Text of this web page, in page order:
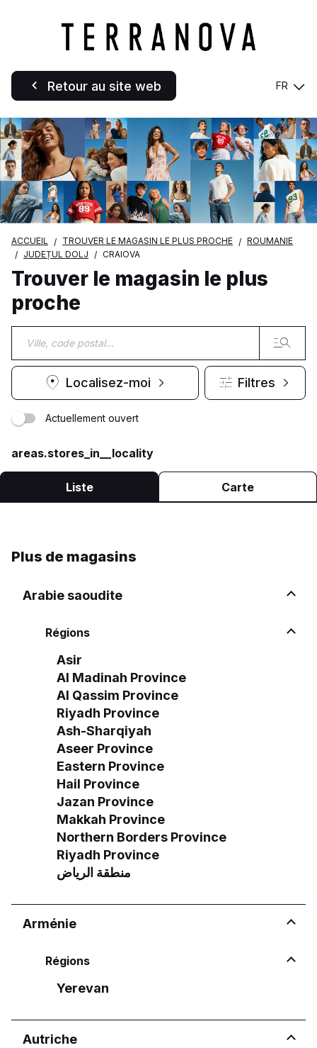
Retour au site web FR
ACCUEIL TROUVER LE MAGASIN LE PLUS PROCHE
ROUMANIE
JUDEȚUL DOLJ
CRAIOVA
Trouver le magasin le plus
proche
Localisez-moi Filtres
Actuellement ouvert
areas.stores_in__locality
Liste Carte
Terranova
Ouvert maintenant
Craiova
Voir plus d'informations
Plus de magasins
Arabie saoudite
Régions
Asir
Al Madinah Province
Al Qassim Province
Riyadh Province
Ash-Sharqiyah
Aseer Province
Eastern Province
Hail Province
Jazan Province
Makkah Province
Northern Borders Province
Riyadh Province
منطقة الرياض
Arménie
Régions
Yerevan
Autriche